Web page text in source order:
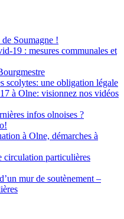
Soumagne !
19 : mesures communales et
scolytes: une obligation légale
à Olne: visionnez nos vidéos
infos olnoises ?
à Olne, démarches à
circulation particulières
mur de soutènement –